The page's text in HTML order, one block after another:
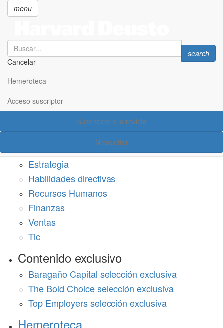
principal
menu
Search
Cancelar
Search
search
Hemeroteca
Acceso suscriptor
Suscríbete a la revista
Newsletter
Acceso suscriptor
Estrategia
Habilidades directivas
Recursos Humanos
Finanzas
Ventas
Tic
Contenido exclusivo
Baragaño Capital selección exclusiva
The Bold Choice selección exclusiva
Top Employers selección exclusiva
Hemeroteca